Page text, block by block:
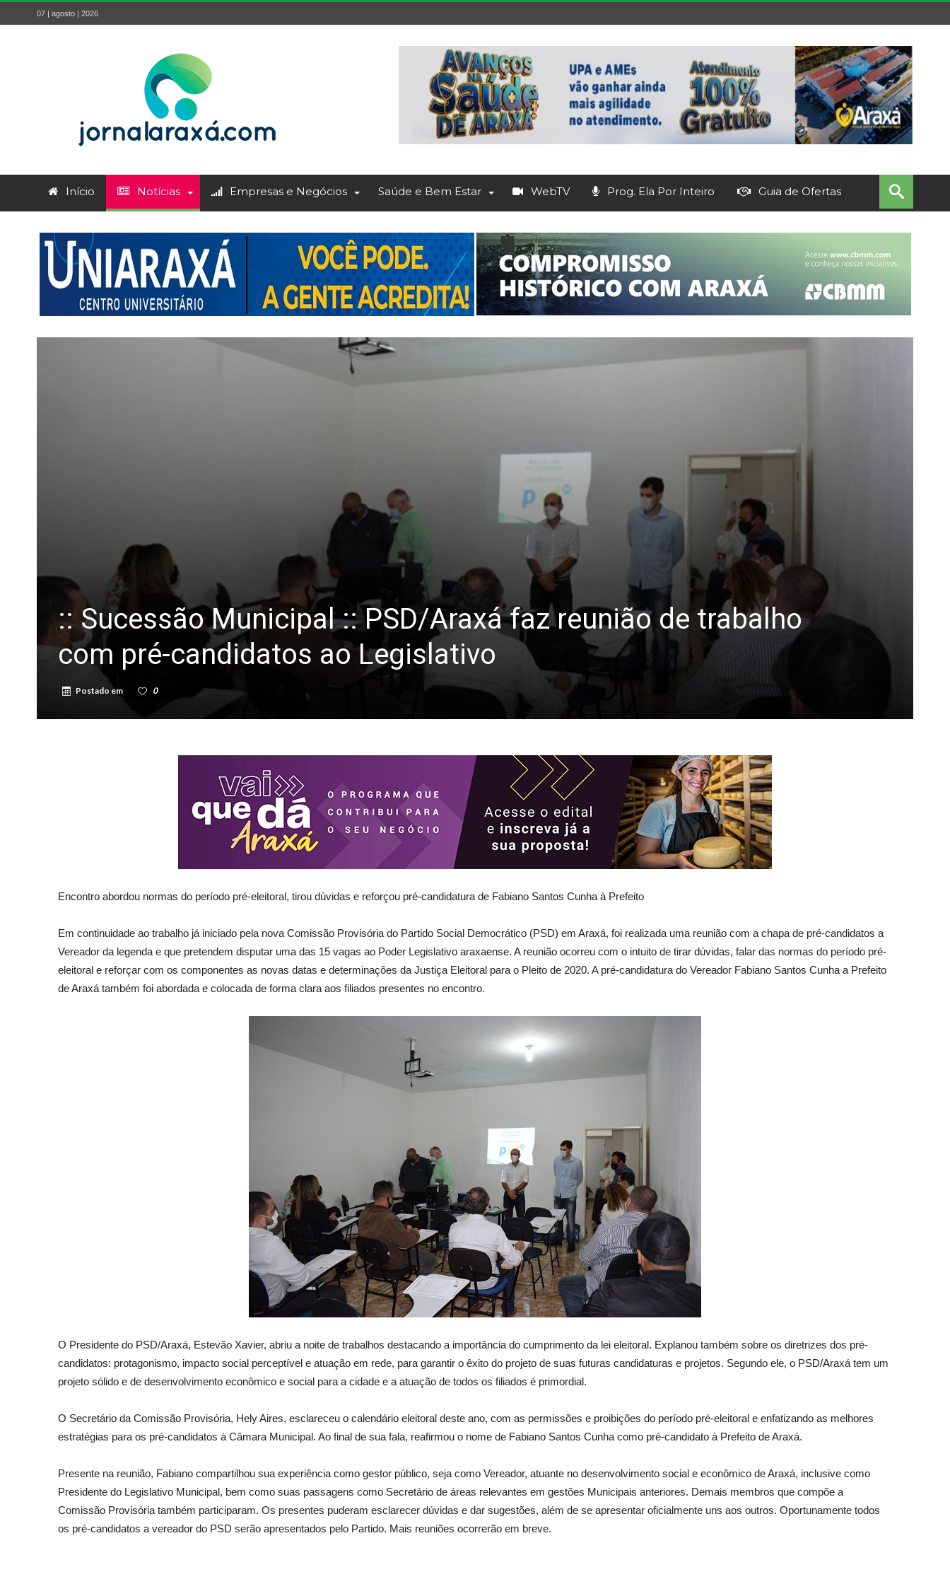
07 | agosto | 2026
Início Notícias Empresas e Negócios Saúde e Bem Estar WebTV Prog. Ela Por Inteiro Guia de Ofertas
:: Sucessão Municipal :: PSD/Araxá faz reunião de trabalho
com pré-candidatos ao Legislativo
Postado em 0
Encontro abordou normas do período pré-eleitoral, tirou dúvidas e reforçou pré-candidatura de Fabiano Santos Cunha à Prefeito
Em continuidade ao trabalho já iniciado pela nova Comissão Provisória do Partido Social Democrático (PSD) em Araxá, foi realizada uma reunião com a chapa de pré-candidatos a
Vereador da legenda e que pretendem disputar uma das 15 vagas ao Poder Legislativo araxaense. A reunião ocorreu com o intuito de tirar dúvidas, falar das normas do período pré-
eleitoral e reforçar com os componentes as novas datas e determinações da Justiça Eleitoral para o Pleito de 2020. A pré-candidatura do Vereador Fabiano Santos Cunha a Prefeito
de Araxá também foi abordada e colocada de forma clara aos filiados presentes no encontro.
O Presidente do PSD/Araxá, Estevão Xavier, abriu a noite de trabalhos destacando a importância do cumprimento da lei eleitoral. Explanou também sobre os diretrizes dos pré-
candidatos: protagonismo, impacto social perceptível e atuação em rede, para garantir o êxito do projeto de suas futuras candidaturas e projetos. Segundo ele, o PSD/Araxá tem um
projeto sólido e de desenvolvimento econômico e social para a cidade e a atuação de todos os filiados é primordial.
O Secretário da Comissão Provisória, Hely Aires, esclareceu o calendário eleitoral deste ano, com as permissões e proibições do período pré-eleitoral e enfatizando as melhores
estratégias para os pré-candidatos à Câmara Municipal. Ao final de sua fala, reafirmou o nome de Fabiano Santos Cunha como pré-candidato à Prefeito de Araxá.
Presente na reunião, Fabiano compartilhou sua experiência como gestor público, seja como Vereador, atuante no desenvolvimento social e econômico de Araxá, inclusive como
Presidente do Legislativo Municipal, bem como suas passagens como Secretário de áreas relevantes em gestões Municipais anteriores. Demais membros que compõe a
Comissão Provisória também participaram. Os presentes puderam esclarecer dúvidas e dar sugestões, além de se apresentar oficialmente uns aos outros. Oportunamente todos
os pré-candidatos a vereador do PSD serão apresentados pelo Partido. Mais reuniões ocorrerão em breve.